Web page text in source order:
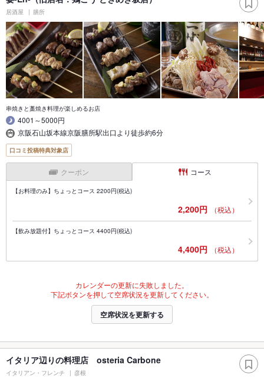
居酒屋 膳所
串焼きと藁焼き料理が楽しめるお店
4001～5000円
京阪石山坂本線京阪膳所駅出口より徒歩約6分
口コミ投稿特典対象店
クーポン コース
【お料理のみ】ちょっとコース 2200円(税込)
2,200円 （税込）
【飲み放題付】ちょっとコース 4400円(税込)
4,400円 （税込）
カレンダーの更新に失敗しました。
下記ボタンを押して空席状況を更新してください。
空席状況を更新する
イタリア辺りの料理店 osteria Carbone
イタリアン・フレンチ 彦根